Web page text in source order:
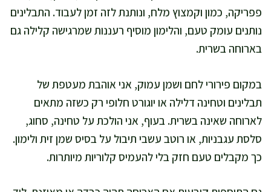
פפריקה, כמון וקמצוץ מלח, ונותנת לזה זמן לעבוד. התבלינים
נותנים עומק טעם, והלימון מוסיף רעננות שמרגישה קלילה גם
בארוחה בשרית.
במקום פירורי לחם ושמן עמוק, אני אוהבת מעטפת של
תבלינים וטחינה דלילה או יוגורט חלופי רק כשזה מתאים
לארוחה שאינה בשרית. בעוף, אני הולכת על טחינה, סחוג,
סלסת עגבניות, או רוטב עשבי תיבול על בסיס שמן זית ולימון.
כך מקבלים טעם חזק בלי להעמיס קלוריות מיותרות.